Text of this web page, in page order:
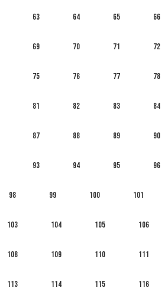
63 64 65 66
69 70 71 72
75 76 77 78
81 82 83 84
87 88 89 90
93 94 95 96
98 99 100 101
103 104 105 106
108 109 110 111
113 114 115 116